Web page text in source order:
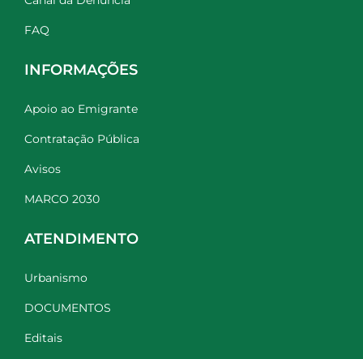
FAQ
INFORMAÇÕES
Apoio ao Emigrante
Contratação Pública
Avisos
MARCO 2030
ATENDIMENTO
Urbanismo
DOCUMENTOS
Editais